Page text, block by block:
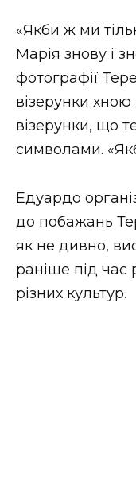
«Якби ж ми
Марія знову і
фотографії
візерунки
візерунки, що
символами.
Едуардо
до побажань
як не дивно,
раніше під час
різних культур.